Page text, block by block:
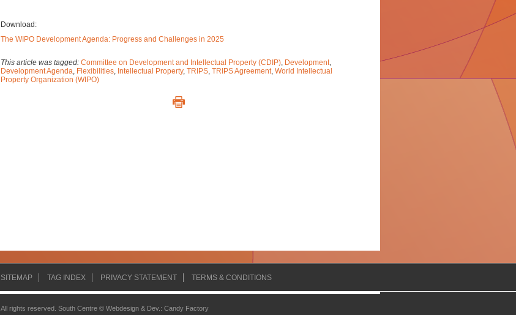
Download:
The WIPO Development Agenda: Progress and Challenges in 2025
This article was tagged: Committee on Development and Intellectual Property (CDIP), Development,
Development Agenda, Flexibilities, Intellectual Property, TRIPS, TRIPS Agreement, World Intellectual
Property Organization (WIPO)
SITEMAP TAG INDEX PRIVACY STATEMENT TERMS & CONDITIONS
All rights reserved. South Centre © Webdesign & Dev. : Candy Factory